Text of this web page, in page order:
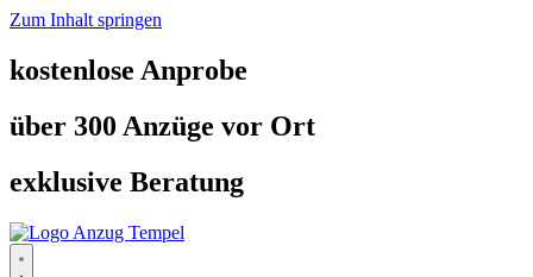
Zum Inhalt springen
kostenlose Anprobe
über 300 Anzüge vor Ort
exklusive Beratung